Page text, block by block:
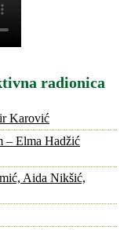
radionica
Karović
– Elma Hadžić
Aida Nikšić,